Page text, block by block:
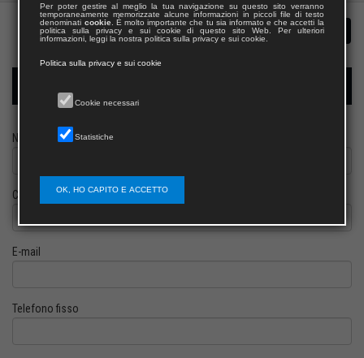
Modulo richiesta saggio biblioteca
Nome
Cognome
E-mail
Telefono fisso
Per poter gestire al meglio la tua navigazione su questo sito verranno
temporaneamente memorizzate alcune informazioni in piccoli file di testo
denominati cookie. È molto importante che tu sia informato e che accetti la
politica sulla privacy e sui cookie di questo sito Web. Per ulteriori
informazioni, leggi la nostra politica sulla privacy e sui cookie.
Politica sulla privacy e sui cookie
Cookie necessari
Statistiche
OK, HO CAPITO E ACCETTO